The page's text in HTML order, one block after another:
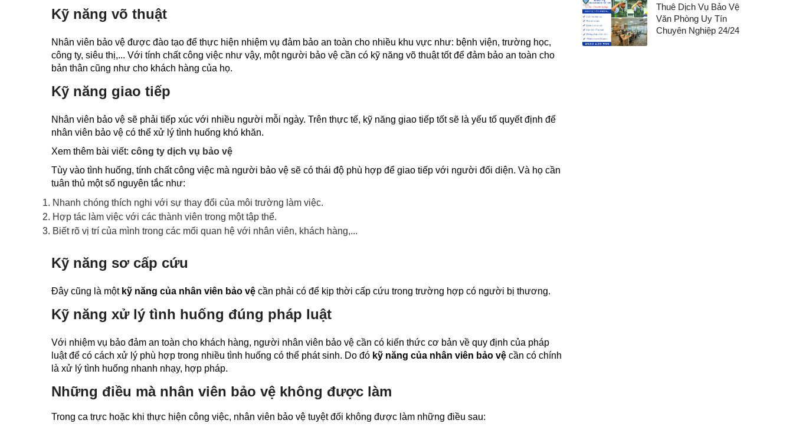
Kỹ năng võ thuật
Nhân viên bảo vệ được đào tạo để thực hiện nhiệm vụ đảm bảo an toàn cho nhiều khu vực như: bệnh viện, trường học,
công ty, siêu thị,... Với tính chất công việc như vậy, một người bảo vệ cần có kỹ năng võ thuật tốt để đảm bảo an toàn cho
bản thân cũng như cho khách hàng của họ.
Kỹ năng giao tiếp
Nhân viên bảo vệ sẽ phải tiếp xúc với nhiều người mỗi ngày. Trên thực tế, kỹ năng giao tiếp tốt sẽ là yếu tố quyết định để
nhân viên bảo vệ có thể xử lý tình huống khó khăn.
Xem thêm bài viết: công ty dịch vụ bảo vệ
Tùy vào tình huống, tính chất công việc mà người bảo vệ sẽ có thái độ phù hợp để giao tiếp với người đối diện. Và họ cần
tuân thủ một số nguyên tắc như:
Nhanh chóng thích nghi với sự thay đổi của môi trường làm việc.
Hợp tác làm việc với các thành viên trong một tập thể.
Biết rõ vị trí của mình trong các mối quan hệ với nhân viên, khách hàng,...
Kỹ năng sơ cấp cứu
Đây cũng là một kỹ năng của nhân viên bảo vệ cần phải có để kịp thời cấp cứu trong trường hợp có người bị thương.
Kỹ năng xử lý tình huống đúng pháp luật
Với nhiệm vụ bảo đảm an toàn cho khách hàng, người nhân viên bảo vệ cần có kiến thức cơ bản về quy định của pháp
luật để có cách xử lý phù hợp trong nhiều tình huống có thể phát sinh. Do đó kỹ năng của nhân viên bảo vệ cần có chính
là xử lý tình huống nhanh nhạy, hợp pháp.
Những điều mà nhân viên bảo vệ không được làm
Trong ca trực hoặc khi thực hiện công việc, nhân viên bảo vệ tuyệt đối không được làm những điều sau:
Thuê Dịch Vụ Bảo Vệ
Văn Phòng Uy Tín
Chuyên Nghiệp 24/24